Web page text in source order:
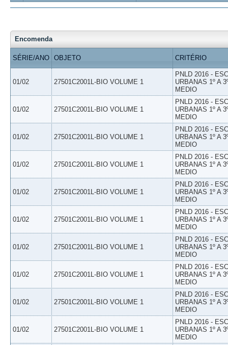
Encomenda
SÉRIE/ANO OBJETO CRITÉRIO
01/02 27501C2001L-BIO VOLUME 1
PNLD 2016 -
URBANAS 1º A
MEDIO
01/02 27501C2001L-BIO VOLUME 1
PNLD 2016 -
URBANAS 1º A
MEDIO
01/02 27501C2001L-BIO VOLUME 1
PNLD 2016 -
URBANAS 1º A
MEDIO
01/02 27501C2001L-BIO VOLUME 1
PNLD 2016 -
URBANAS 1º A
MEDIO
01/02 27501C2001L-BIO VOLUME 1
PNLD 2016 -
URBANAS 1º A
MEDIO
01/02 27501C2001L-BIO VOLUME 1
PNLD 2016 -
URBANAS 1º A
MEDIO
01/02 27501C2001L-BIO VOLUME 1
PNLD 2016 -
URBANAS 1º A
MEDIO
01/02 27501C2001L-BIO VOLUME 1
PNLD 2016 -
URBANAS 1º A
MEDIO
01/02 27501C2001L-BIO VOLUME 1
PNLD 2016 -
URBANAS 1º A
MEDIO
01/02 27501C2001L-BIO VOLUME 1
PNLD 2016 -
URBANAS 1º A
MEDIO